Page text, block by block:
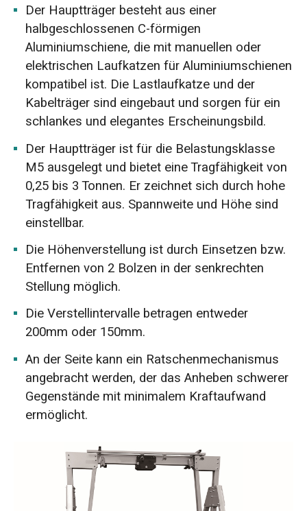
Der Hauptträger besteht aus einer
halbgeschlossenen C-förmigen
Aluminiumschiene, die mit manuellen oder
elektrischen Laufkatzen für Aluminiumschienen
kompatibel ist. Die Lastlaufkatze und der
Kabelträger sind eingebaut und sorgen für ein
schlankes und elegantes Erscheinungsbild.
Der Hauptträger ist für die Belastungsklasse
M5 ausgelegt und bietet eine Tragfähigkeit von
0,25 bis 3 Tonnen. Er zeichnet sich durch hohe
Tragfähigkeit aus. Spannweite und Höhe sind
einstellbar.
Die Höhenverstellung ist durch Einsetzen bzw.
Entfernen von 2 Bolzen in der senkrechten
Stellung möglich.
Die Verstellintervalle betragen entweder
200mm oder 150mm.
An der Seite kann ein Ratschenmechanismus
angebracht werden, der das Anheben schwerer
Gegenstände mit minimalem Kraftaufwand
ermöglicht.